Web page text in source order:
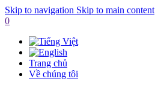
Skip to navigation Skip to main content
0
Trang chủ
Về chúng tôi